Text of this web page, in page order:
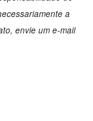
a
envie um e-mail